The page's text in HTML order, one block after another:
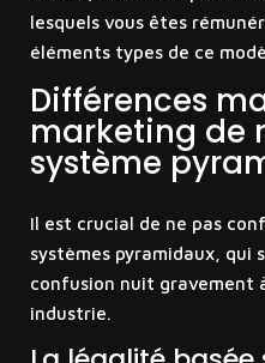
lesquels vous êtes
éléments types de ce
Différences
marketing de
système
Il est crucial de ne pas
systèmes pyramidaux, qui
confusion nuit gravement
industrie.